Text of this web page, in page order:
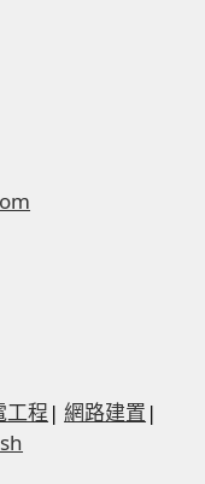
工程 |網路建置 |